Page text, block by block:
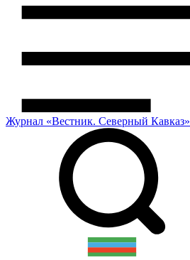
Журнал «Вестник. Северный Кавказ»